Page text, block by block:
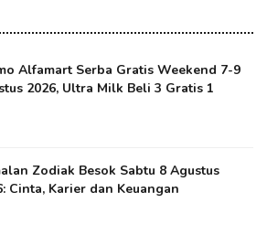
Alfamart Serba Gratis Weekend 7-9
2026, Ultra Milk Beli 3 Gratis 1
Zodiak Besok Sabtu 8 Agustus
Cinta, Karier dan Keuangan